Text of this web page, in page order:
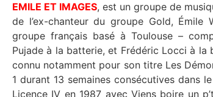
EMILE ET IMAGES, est un groupe de
de l’ex-chanteur du groupe Gold, Émile
groupe français basé à Toulouse –
Pujade à la batterie, et Frédéric Locci à la
connu notamment pour son titre Les
1 durant 13 semaines consécutives dans
Licence IV en 1987 avec Viens boire un